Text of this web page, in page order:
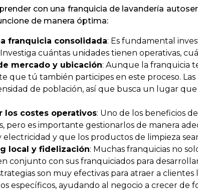
con una franquicia de lavandería
de manera óptima:
franquicia consolidada: Es fundamental
cuántas unidades tienen operativas,
mercado y ubicación: Aunque la franquicia
que tú también participes en este proceso.
de población, así que busca un lugar
los costes operativos: Uno de los beneficios
pero es importante gestionarlos de manera
electricidad y que los productos de limpieza
local y fidelización: Muchas franquicias no
conjunto con sus franquiciados para
son muy efectivas para atraer a
específicos, ayudando al negocio a crecer de